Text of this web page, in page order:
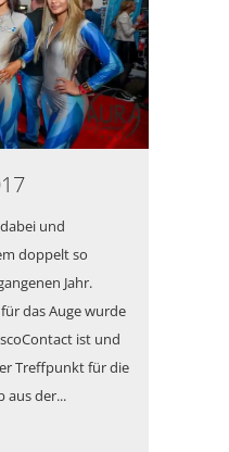
und
doppelt so
Jahr.
das Auge wurde
ist und
Treffpunkt für die
aus der...